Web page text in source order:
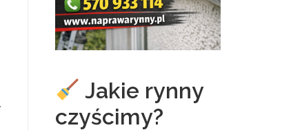
Jakie rynny
czyścimy?